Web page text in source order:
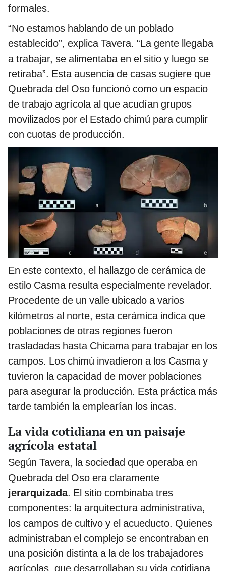
formales.
“No estamos hablando de un poblado
establecido”, explica Tavera. “La gente llegaba
a trabajar, se alimentaba en el sitio y luego se
retiraba”. Esta ausencia de casas sugiere que
Quebrada del Oso funcionó como un espacio
de trabajo agrícola al que acudían grupos
movilizados por el Estado chimú para cumplir
con cuotas de producción.
En este contexto, el hallazgo de cerámica de
estilo Casma resulta especialmente revelador.
Procedente de un valle ubicado a varios
kilómetros al norte, esta cerámica indica que
poblaciones de otras regiones fueron
trasladadas hasta Chicama para trabajar en los
campos. Los chimú invadieron a los Casma y
tuvieron la capacidad de mover poblaciones
para asegurar la producción. Esta práctica más
tarde también la emplearían los incas.
La vida cotidiana en un paisaje
agrícola estatal
Según Tavera, la sociedad que operaba en
Quebrada del Oso era claramente
jerarquizada. El sitio combinaba tres
componentes: la arquitectura administrativa,
los campos de cultivo y el acueducto. Quienes
administraban el complejo se encontraban en
una posición distinta a la de los trabajadores
agrícolas, que desarrollaban su vida cotidiana